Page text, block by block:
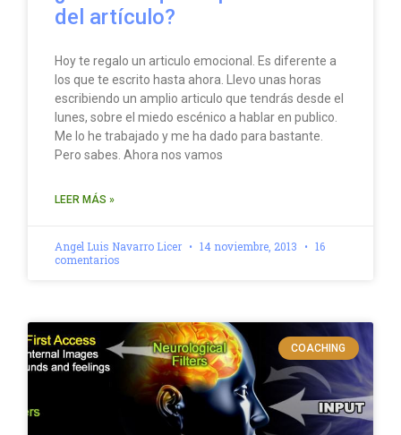
del artículo?
Hoy te regalo un articulo emocional. Es diferente a
los que te escrito hasta ahora. Llevo unas horas
escribiendo un amplio articulo que tendrás desde el
lunes, sobre el miedo escénico a hablar en publico.
Me lo he trabajado y me ha dado para bastante.
Pero sabes. Ahora nos vamos
LEER MÁS »
Angel Luis Navarro Licer 14 noviembre, 2013
16
comentarios
COACHING